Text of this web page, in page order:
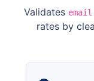
Validates email
rates by